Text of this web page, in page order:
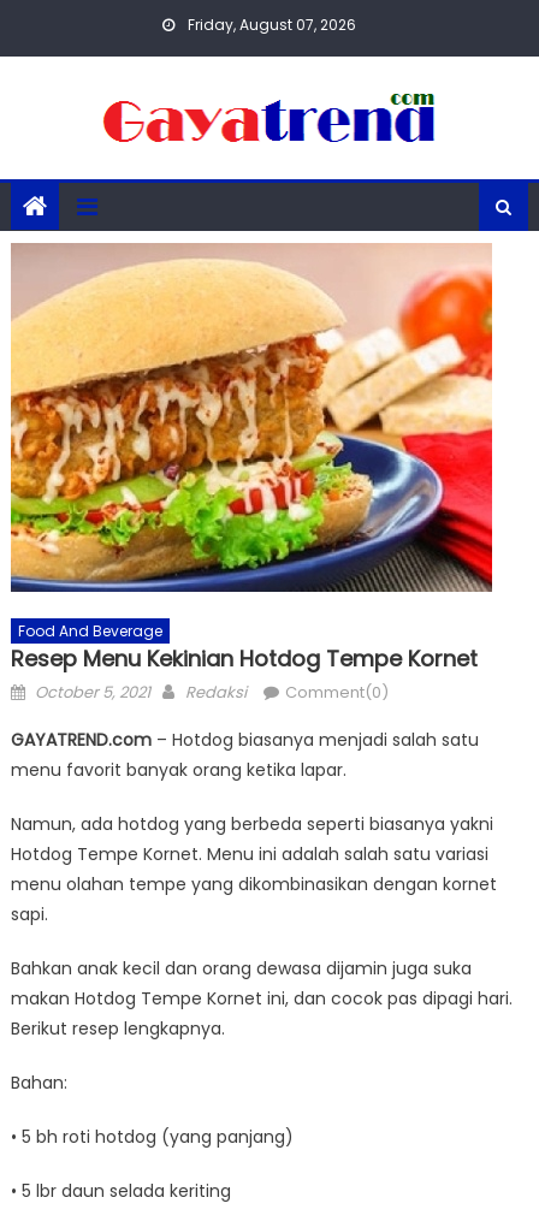
Friday, August 07, 2026
Food And Beverage
Resep Menu Kekinian Hotdog Tempe Kornet
Posted
October 5, 2021 Author
Redaksi Comment(0)
GAYATREND.com– Hotdog biasanya menjadi salah satu
menu favorit banyak orang ketika lapar.
Namun, ada hotdog yang berbeda seperti biasanya yakni
Hotdog Tempe Kornet. Menu ini adalah salah satu variasi
menu olahan tempe yang dikombinasikan dengan kornet
sapi.
Bahkan anak kecil dan orang dewasa dijamin juga suka
makan Hotdog Tempe Kornet ini, dan cocok pas dipagi hari.
Berikut resep lengkapnya.
Bahan:
• 5 bh roti hotdog (yang panjang)
• 5 lbr daun selada keriting